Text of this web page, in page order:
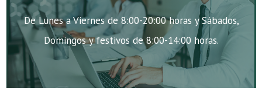
De Lunes a Viernes de 8:00-20:00 horas y Sábados,
Domingos y festivos de 8:00-14:00 horas.